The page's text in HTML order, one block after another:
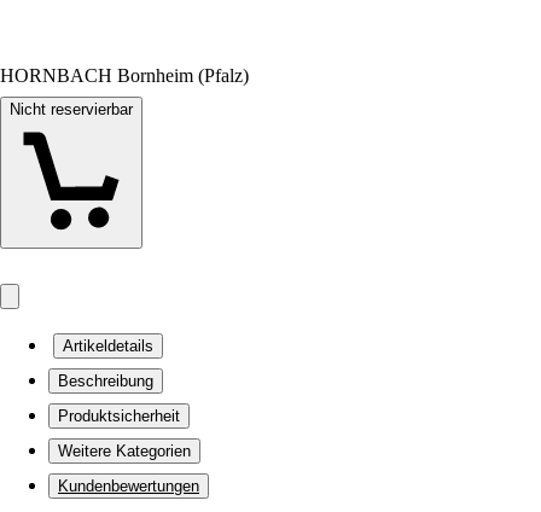
HORNBACH Bornheim (Pfalz)
Nicht reservierbar
Artikeldetails
Beschreibung
Produktsicherheit
Weitere Kategorien
Kundenbewertungen